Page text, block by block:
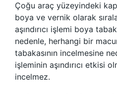
Çoğu araç yüzeyindeki
boya ve vernik olarak
aşındırıcı işlemi boya
nedenle, herhangi bir
tabakasının incelmesine
işleminin aşındırıcı etkisi
incelmez.